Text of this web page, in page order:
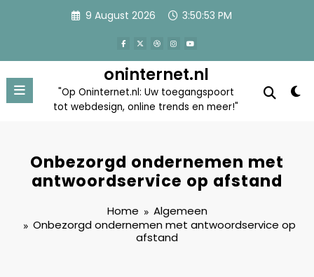
9 August 2026 3:50:53 PM
oninternet.nl
"Op Oninternet.nl: Uw toegangspoort
tot webdesign, online trends en meer!"
Onbezorgd ondernemen met
antwoordservice op afstand
Home
Algemeen
Onbezorgd ondernemen met antwoordservice op
afstand